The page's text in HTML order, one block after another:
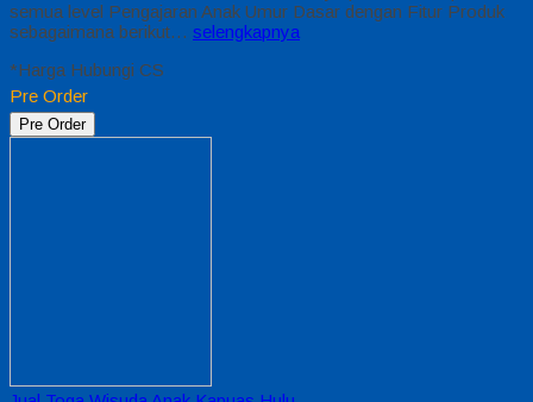
semua level Pengajaran Anak Umur Dasar dengan Fitur Produk
sebagaimana berikut… selengkapnya
*Harga Hubungi CS
Pre Order
Pre Order